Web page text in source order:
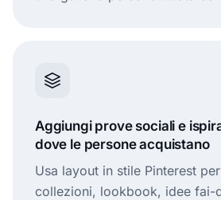
Aggiungi prove sociali e
dove le persone acquistano
Usa layout in stile Pinterest
collezioni, lookbook, idee fai-